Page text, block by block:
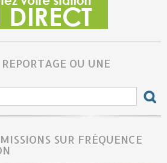
OU UNE
SUR FRÉQUENCE